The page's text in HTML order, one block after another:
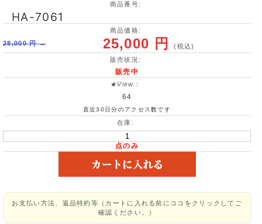
商品番号:
HA-7061
商品価格:
28,000 円 →
25,000 円(税込)
販売状況:
販売中
★View ：
64
直近30日分のアクセス数です
在庫:
点のみ
お支払い方法、返品特約等（カートに入れる前にココをクリックしてご
確認ください。）